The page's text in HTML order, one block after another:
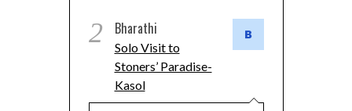
2 Bharathi
Solo Visit to
Stoners’ Paradise-
Kasol